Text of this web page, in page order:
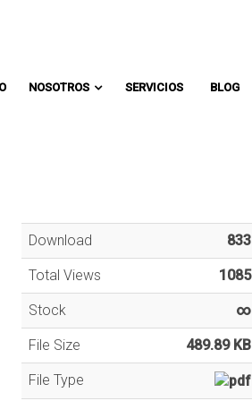
NOSOTROS SERVICIOS BLOG
Download 833
Total Views 1085
Stock ∞
File Size 489.89 KB
File Type